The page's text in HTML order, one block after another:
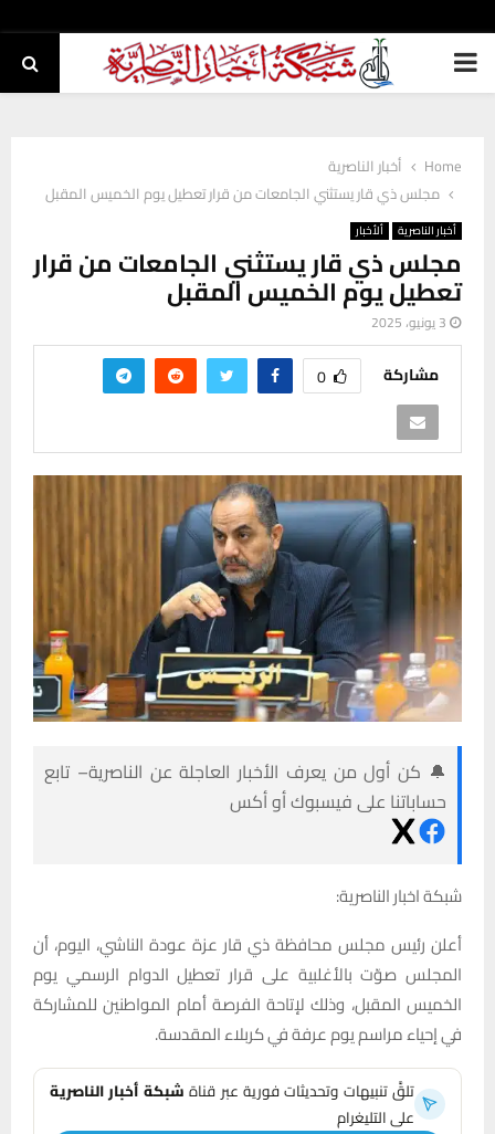
PRIMARY
Home
أخبار الناصرية
مجلس ذي قار يستثني الجامعات من قرار تعطيل يوم الخميس المقبل
أخبار الناصرية ألأخبار
مجلس ذي قار يستثني الجامعات من قرار
تعطيل يوم الخميس المقبل
3 يونيو، 2025
مشاركة 0
🔔 كن أول من يعرف الأخبار العاجلة عن الناصرية– تابع
حساباتنا على فيسبوك أو أكس
شبكة اخبار الناصرية:
أعلن رئيس مجلس محافظة ذي قار عزة عودة الناشي، اليوم، أن
المجلس صوّت بالأغلبية على قرار تعطيل الدوام الرسمي يوم
الخميس المقبل، وذلك لإتاحة الفرصة أمام المواطنين للمشاركة
في إحياء مراسم يوم عرفة في كربلاء المقدسة.
تلقَّ تنبيهات وتحديثات فورية عبر قناةشبكة أخبار الناصرية
على التليغرام